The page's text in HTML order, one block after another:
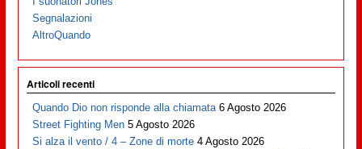
Segnalazioni
AltroQuando
Articoli recenti
Quando Dio non risponde alla chiamata 6 Agosto 2026
Street Fighting Men 5 Agosto 2026
Si alza il vento / 4 – Zone di morte 4 Agosto 2026